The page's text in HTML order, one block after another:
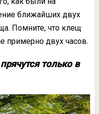
ближайших двух
Помните, что клещ
примерно двух часов.
только в